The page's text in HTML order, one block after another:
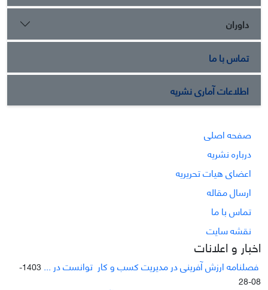
داوران
تماس با ما
اطلاعات آماری نشریه
صفحه اصلی
درباره نشریه
اعضای هیات تحریریه
ارسال مقاله
تماس با ما
نقشه سایت
اخبار و اعلانات
فصلنامه ارزش آفرینی در مدیریت کسب و کار توانست در ...
1403-
08-28